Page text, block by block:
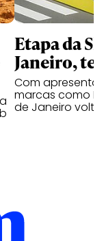
Etapa da
Janeiro,
Com
marcas como
de Janeiro